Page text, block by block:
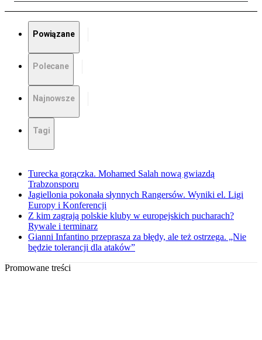
Powiązane
Polecane
Najnowsze
Tagi
Turecka gorączka. Mohamed Salah nową gwiazdą
Trabzonsporu
Jagiellonia pokonała słynnych Rangersów. Wyniki el. Ligi
Europy i Konferencji
Z kim zagrają polskie kluby w europejskich pucharach?
Rywale i terminarz
Gianni Infantino przeprasza za błędy, ale też ostrzega. „Nie
będzie tolerancji dla ataków”
Promowane treści